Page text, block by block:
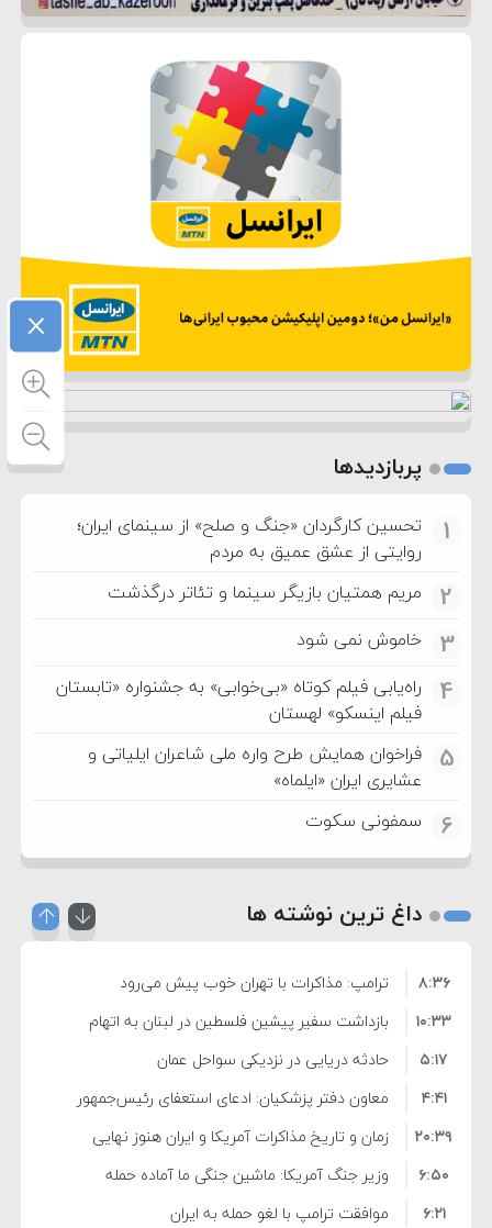
پربازدیدها
1
تحسین کارگردان «جنگ و صلح» از سینمای ایران؛
روایتی از عشق عمیق به مردم
2 مریم همتیان بازیگر سینما و تئاتر درگذشت
3 خاموش نمی شود
4
راه‌یابی فیلم کوتاه «بی‌خوابی» به جشنواره «تابستان
فیلم اینسکو» لهستان
5
فراخوان همایش طرح واره ملی شاعران ایلیاتی و
عشایری ایران «ایلماه»
6 سمفونی سکوت
داغ ترین نوشته ها
ترامپ: مذاکرات با تهران خوب پیش می‌رود
۸:۳۶
بازداشت سفیر پیشین فلسطین در لبنان به اتهام
فساد و اختلاس اموال
۱۰:۳۳
حادثه دریایی در نزدیکی سواحل عمان
۵:۱۷
معاون دفتر پزشکیان: ادعای استعفای رئیس‌جمهور
واهی و کذب محض است
۴:۴۱
زمان و تاریخ مذاکرات آمریکا و ایران هنوز نهایی
نشده است
۲۰:۳۹
وزیر جنگ آمریکا: ماشین جنگی ما آماده حمله
نظامی علیه ایران است
۶:۵۰
موافقت ترامپ با لغو حمله به ایران
۶:۲۱
×